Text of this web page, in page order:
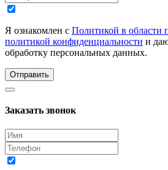
Я ознакомлен с Политикой в области
политикой конфиденциальности и
обработку персональных данных.
Отправить
Заказать звонок